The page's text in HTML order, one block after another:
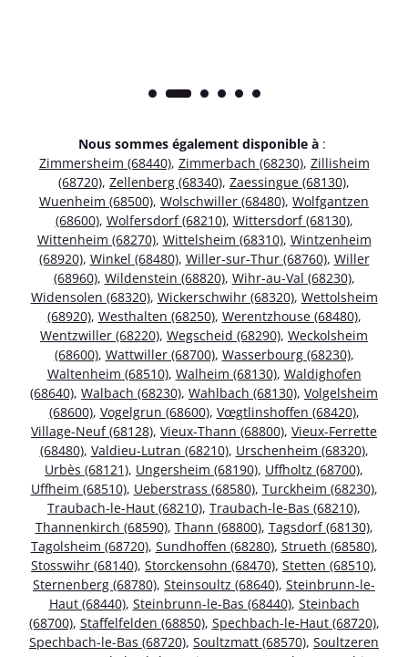
Nous sommes également disponible à :
Zimmersheim (68440), Zimmerbach (68230), Zillisheim
(68720), Zellenberg (68340), Zaessingue (68130),
Wuenheim (68500), Wolschwiller (68480), Wolfgantzen
(68600), Wolfersdorf (68210), Wittersdorf (68130),
Wittenheim (68270), Wittelsheim (68310), Wintzenheim
(68920), Winkel (68480), Willer-sur-Thur (68760), Willer
(68960), Wildenstein (68820), Wihr-au-Val (68230),
Widensolen (68320), Wickerschwihr (68320), Wettolsheim
(68920), Westhalten (68250), Werentzhouse (68480),
Wentzwiller (68220), Wegscheid (68290), Weckolsheim
(68600), Wattwiller (68700), Wasserbourg (68230),
Waltenheim (68510), Walheim (68130), Waldighofen
(68640), Walbach (68230), Wahlbach (68130), Volgelsheim
(68600), Vogelgrun (68600), Vœgtlinshoffen (68420),
Village-Neuf (68128), Vieux-Thann (68800), Vieux-Ferrette
(68480), Valdieu-Lutran (68210), Urschenheim (68320),
Urbès (68121), Ungersheim (68190), Uffholtz (68700),
Uffheim (68510), Ueberstrass (68580), Turckheim (68230),
Traubach-le-Haut (68210), Traubach-le-Bas (68210),
Thannenkirch (68590), Thann (68800), Tagsdorf (68130),
Tagolsheim (68720), Sundhoffen (68280), Strueth (68580),
Stosswihr (68140), Storckensohn (68470), Stetten (68510),
Sternenberg (68780), Steinsoultz (68640), Steinbrunn-le-
Haut (68440), Steinbrunn-le-Bas (68440), Steinbach
(68700), Staffelfelden (68850), Spechbach-le-Haut (68720),
Spechbach-le-Bas (68720), Soultzmatt (68570), Soultzeren